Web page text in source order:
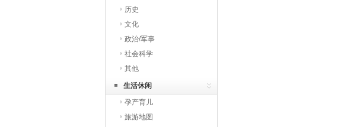
历史
文化
政治/军事
社会科学
其他
生活休闲
孕产育儿
旅游地图